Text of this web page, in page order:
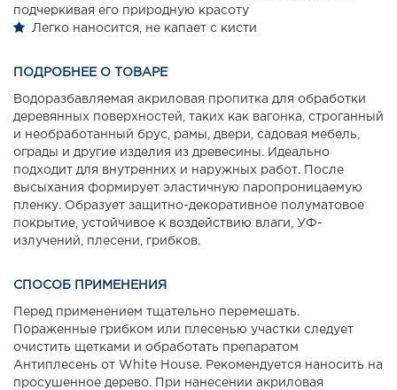
подчеркивая его природную красоту
Легко наносится, не капает с кисти
ПОДРОБНЕЕ О ТОВАРЕ
Водоразбавляемая акриловая пропитка для обработки
деревянных поверхностей, таких как вагонка, строганный
и необработанный брус, рамы, двери, садовая мебель,
ограды и другие изделия из древесины. Идеально
подходит для внутренних и наружных работ. После
высыхания формирует эластичную паропроницаемую
пленку. Образует защитно-декоративное полуматовое
покрытие, устойчивое к воздействию влаги, УФ-
излучений, плесени, грибков.
СПОСОБ ПРИМЕНЕНИЯ
Перед применением тщательно перемешать.
Пораженные грибком или плесенью участки следует
очистить щетками и обработать препаратом
Антиплесень от White House. Рекомендуется наносить на
просушенное дерево. При нанесении акриловая